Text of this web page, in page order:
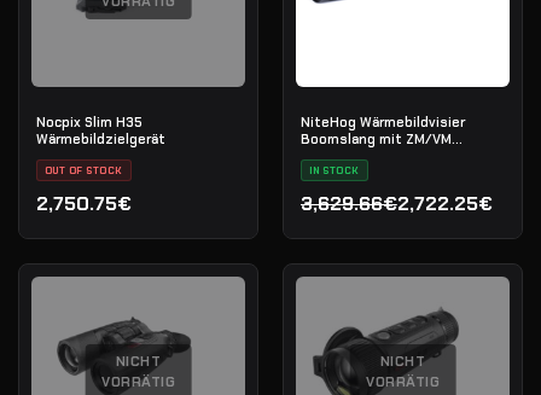
Nocpix Slim H35
Wärmebildzielgerät
OUT OF STOCK
2,750.75€
NiteHog Wärmebildvisier
Boomslang mit ZM/VM
Zielfernrohrmontage
IN STOCK
3,629.66€
Ursprünglicher Preis
2,722.25€
Aktueller Preis ist:
NICHT
VORRÄTIG
NICHT
VORRÄTIG